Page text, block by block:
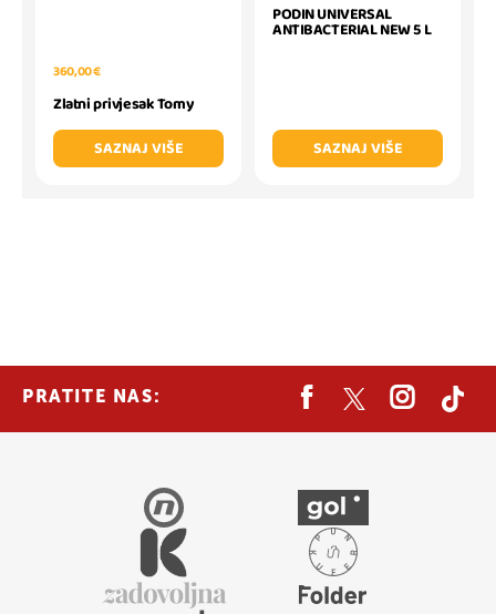
360,00 €
Zlatni privjesak Tomy
SAZNAJ VIŠE
PODIN UNIVERSAL
ANTIBACTERIAL NEW 5 L
SAZNAJ VIŠE
PRATITE NAS: